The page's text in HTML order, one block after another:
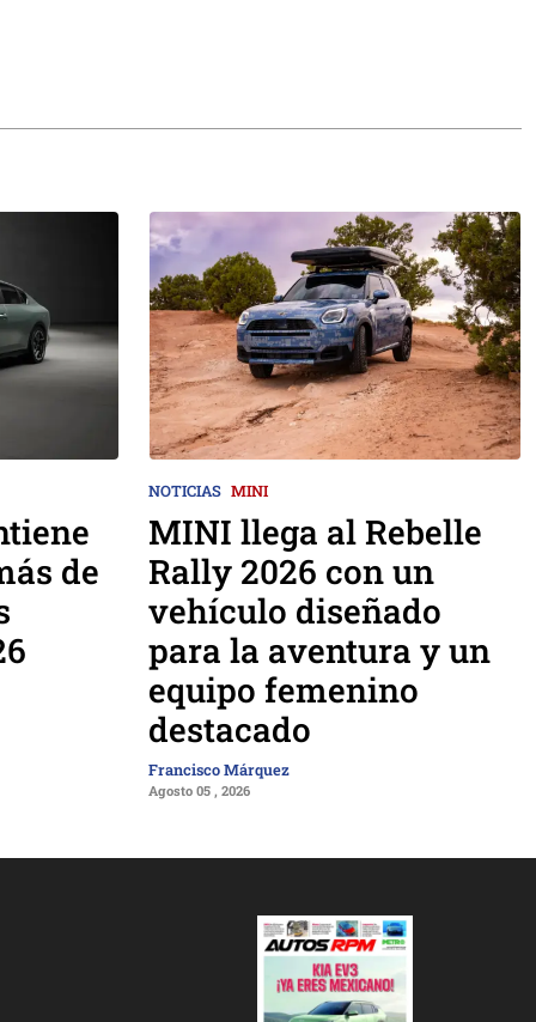
de
NOTICIAS MINI
MINI llega al Rebelle
Rally 2026 con un
vehículo diseñado
para la aventura y un
equipo femenino
destacado
Francisco Márquez
Agosto 05 , 2026